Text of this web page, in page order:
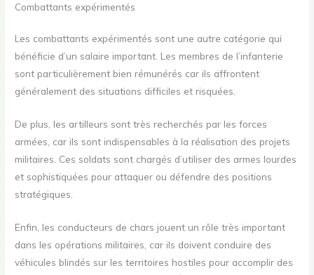
Combattants expérimentés
Les combattants expérimentés sont une autre catégorie qui
bénéficie d’un salaire important. Les membres de l’infanterie
sont particulièrement bien rémunérés car ils affrontent
généralement des situations difficiles et risquées.
De plus, les artilleurs sont très recherchés par les forces
armées, car ils sont indispensables à la réalisation des projets
militaires. Ces soldats sont chargés d’utiliser des armes lourdes
et sophistiquées pour attaquer ou défendre des positions
stratégiques.
Enfin, les conducteurs de chars jouent un rôle très important
dans les opérations militaires, car ils doivent conduire des
véhicules blindés sur les territoires hostiles pour accomplir des